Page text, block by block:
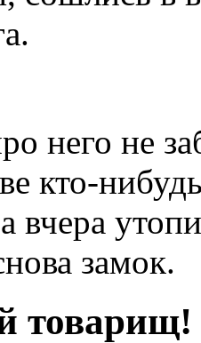
него не
кто-
вчера
замок.
товарищ!